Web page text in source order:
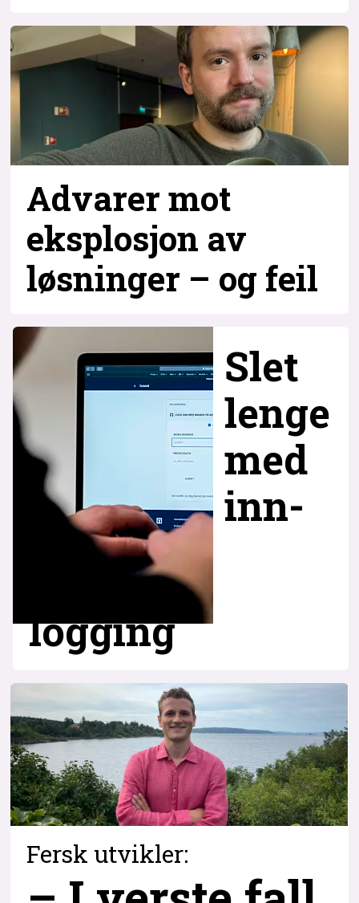
Advarer mot
eksplosjon av
løsninger – og feil
Slet
lenge
med
inn­
logging
Fersk utvikler: